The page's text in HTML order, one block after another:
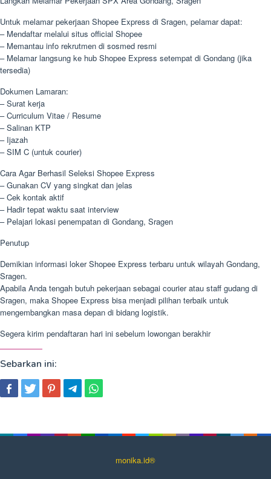
Untuk melamar pekerjaan Shopee Express di Sragen, pelamar dapat:
– Mendaftar melalui situs official Shopee
– Memantau info rekrutmen di sosmed resmi
– Melamar langsung ke hub Shopee Express setempat di Gondang (jika
tersedia)
Dokumen Lamaran:
– Surat kerja
– Curriculum Vitae / Resume
– Salinan KTP
– Ijazah
– SIM C (untuk courier)
Cara Agar Berhasil Seleksi Shopee Express
– Gunakan CV yang singkat dan jelas
– Cek kontak aktif
– Hadir tepat waktu saat interview
– Pelajari lokasi penempatan di Gondang, Sragen
Penutup
Demikian informasi loker Shopee Express terbaru untuk wilayah Gondang,
Sragen.
Apabila Anda tengah butuh pekerjaan sebagai courier atau staff gudang di
Sragen, maka Shopee Express bisa menjadi pilihan terbaik untuk
mengembangkan masa depan di bidang logistik.
Segera kirim pendaftaran hari ini sebelum lowongan berakhir
Sebarkan ini:
monika.id®